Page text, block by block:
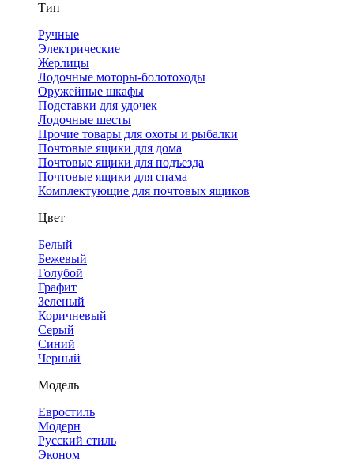
Тип
Ручные
Электрические
Жерлицы
Лодочные моторы-болотоходы
Оружейные шкафы
Подставки для удочек
Лодочные шесты
Прочие товары для охоты и рыбалки
Почтовые ящики для дома
Почтовые ящики для подъезда
Почтовые ящики для спама
Комплектующие для почтовых ящиков
Цвет
Белый
Бежевый
Голубой
Графит
Зеленый
Коричневый
Серый
Синий
Черный
Модель
Евростиль
Модерн
Русский стиль
Эконом